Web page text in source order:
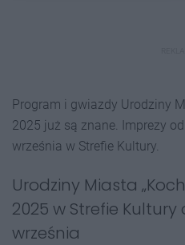
Program i gwiazdy Urodziny
2025 już są znane. Imprezy
września w Strefie Kultury.
Urodziny Miasta
2025 w Strefie Kultury
września